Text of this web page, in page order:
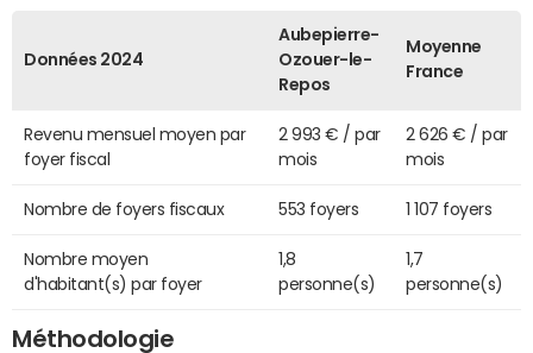
Données 2024
Aubepierre-
Ozouer-le-
Repos
Moyenne
France
Revenu mensuel moyen par
foyer fiscal
2 993 € / par
mois
2 626 € / par
mois
Nombre de foyers fiscaux 553 foyers 1 107 foyers
Nombre moyen
d'habitant(s) par foyer
1,8
personne(s)
1,7
personne(s)
Méthodologie